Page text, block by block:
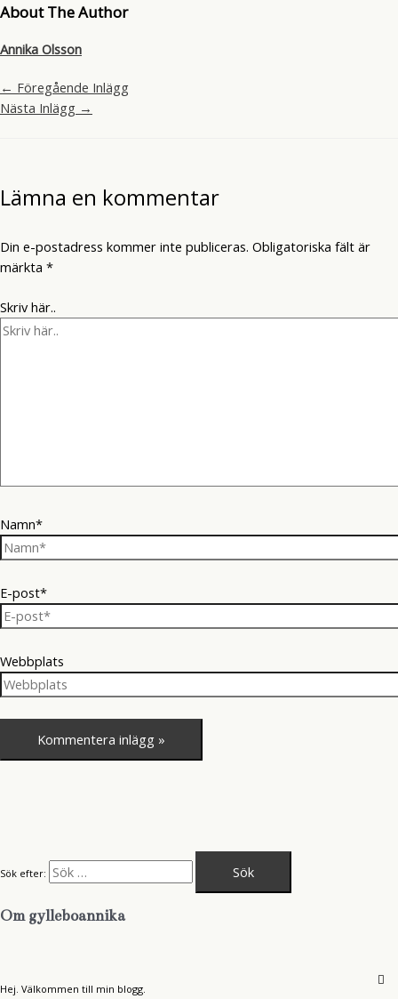
About The Author
Annika Olsson
← Föregående Inlägg
Nästa Inlägg →
Lämna en kommentar
Din e-postadress kommer inte publiceras. Obligatoriska fält är
märkta *
Skriv här..
Namn*
E-post*
Webbplats
Sök efter:
Om gylleboannika
Hej. Välkommen till min blogg.